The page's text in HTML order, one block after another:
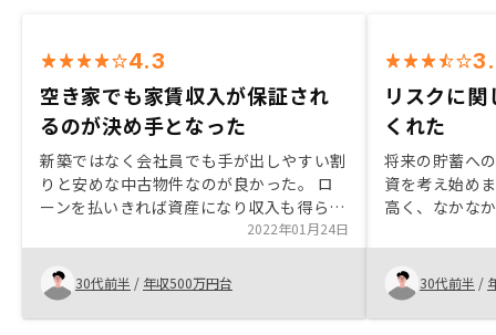
4.3
空き家でも家賃収入が保証され
るのが決め手となった
新築ではなく会社員でも手が出しやすい割
りと安めな中古物件なのが良かった。 ロ
ーンを払いきれば資産になり収入も得られ
る点が良かった。 購入を決めてから翌日
には面着での話し合い、資料が出来ていて
スピード感には驚いた。 担当営業も明る
く丁寧に質問にも答えてくれてきもち良か
った。 空き家になっても家賃保証がつい
2022年01月24日
30代前半 / 年収500万円台
リスクに
くれた
将来の貯蓄へ
資を考え始め
高く、なかな
の、そのリス
ださったので
る上でリスク
で、満足する
30代前半 /